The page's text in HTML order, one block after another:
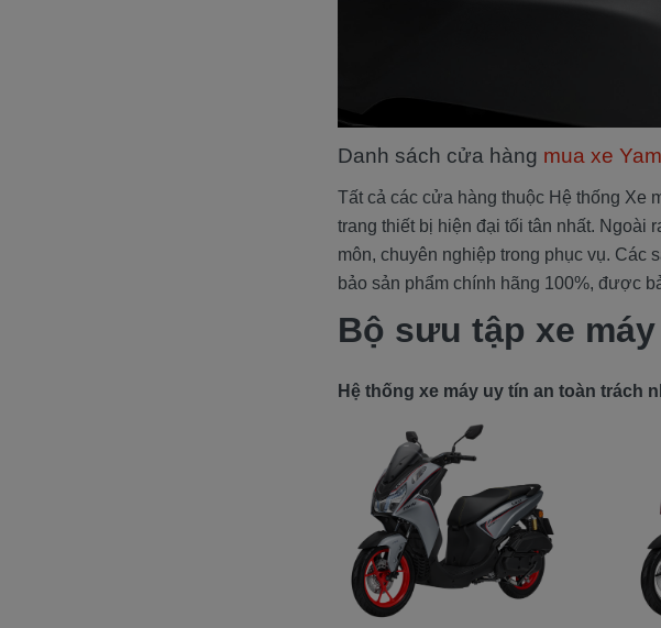
Danh sách cửa hàng mua xe
Tất cả các cửa hàng thuộc Hệ thống Xe
trang thiết bị hiện đại tối tân nhất. Ngoài
môn, chuyên nghiệp trong phục vụ.
bảo sản phẩm chính hãng 100%, được
Bộ sưu tập xe
Hệ thống xe máy uy tín an toàn trách